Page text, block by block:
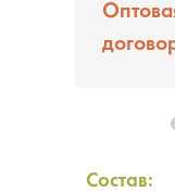
Состав: